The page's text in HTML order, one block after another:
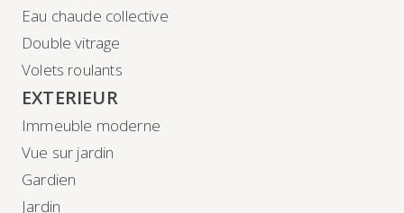
Eau chaude collective
Double vitrage
Volets roulants
EXTERIEUR
Immeuble moderne
Vue sur jardin
Gardien
Jardin